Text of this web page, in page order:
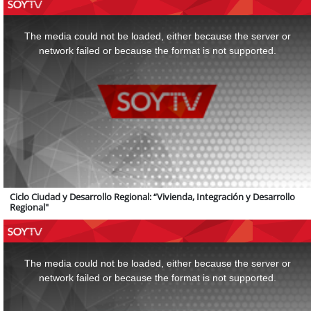
The media could not be loaded, either because the server or
network failed or because the format is not supported.
Ciclo Ciudad y Desarrollo Regional: “Vivienda, Integración y Desarrollo
Regional"
The media could not be loaded, either because the server or
network failed or because the format is not supported.